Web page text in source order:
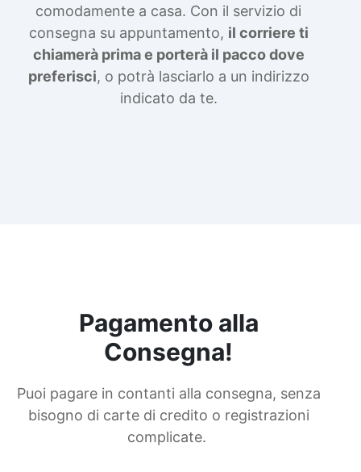
comodamente a casa. Con il servizio di
consegna su appuntamento, il corriere ti
chiamerà prima e porterà il pacco dove
preferisci, o potrà lasciarlo a un indirizzo
indicato da te.
Pagamento alla
Consegna!
Puoi pagare in contanti alla consegna, senza
bisogno di carte di credito o registrazioni
complicate.